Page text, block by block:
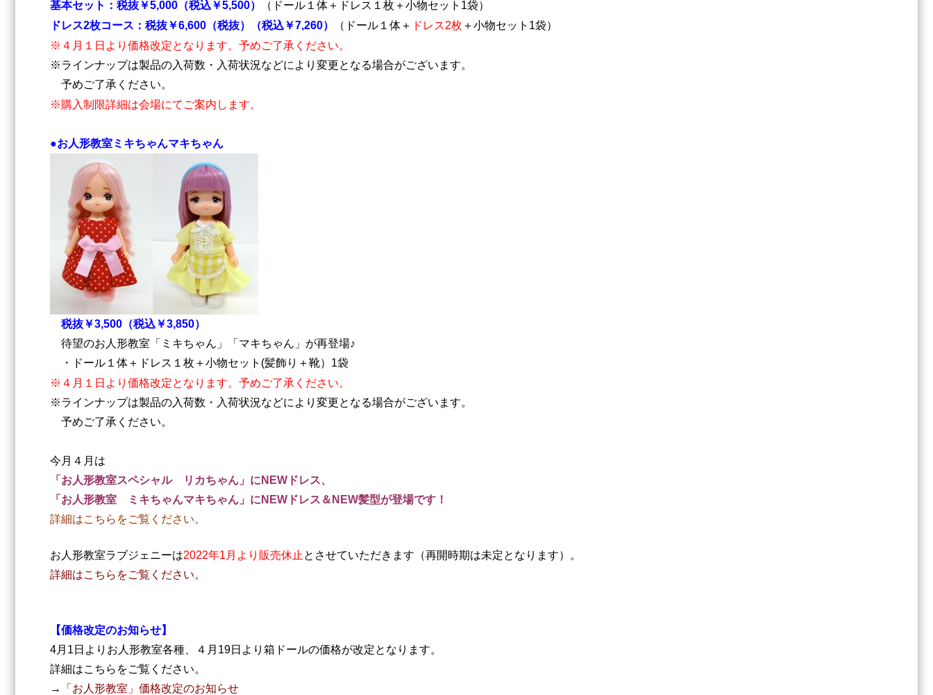
基本セット：税抜￥5,000（税込￥5,500）
（ドール１体＋ドレス１枚＋小物セット1袋）
ドレス2枚コース：税抜￥6,600（税抜）（税込￥7,260）
（ドール１体＋ ドレス2枚 ＋小物セット1袋）
※４月１日より価格改定となります。予めご了承ください。
※ラインナップは製品の入荷数・入荷状況などにより変更となる場合がございます。
予めご了承ください。
※購入制限詳細は会場にてご案内します。
●お人形教室ミキちゃんマキちゃん
税抜￥3,500（税込￥3,850）
待望のお人形教室「ミキちゃん」「マキちゃん」が再登場♪
・ドール１体＋ドレス１枚＋小物セット(髪飾り＋靴）1袋
※４月１日より価格改定となります。予めご了承ください。
※ラインナップは製品の入荷数・入荷状況などにより変更となる場合がございます。
予めご了承ください。
今月４月は
「お人形教室スペシャル リカちゃん」にNEWドレス、
「お人形教室 ミキちゃんマキちゃん」にNEWドレス＆NEW髪型が登場です！
詳細はこちらをご覧ください。
お人形教室ラブジェニーは2022年1月より販売休止 とさせていただきます（再開時期は未定となります）。
詳細はこちらをご覧ください。
【価格改定のお知らせ】
4月1日よりお人形教室各種、４月19日より箱ドールの価格が改定となります。
詳細はこちらをご覧ください。
→
「お人形教室」価格改定のお知らせ